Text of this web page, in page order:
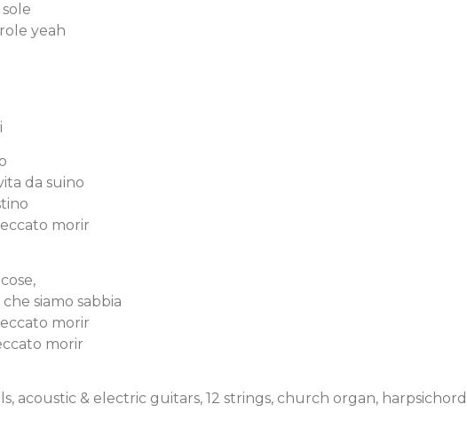
yeah
da suino
morir
siamo sabbia
morir
morir
acoustic & electric guitars, 12 strings, church organ,